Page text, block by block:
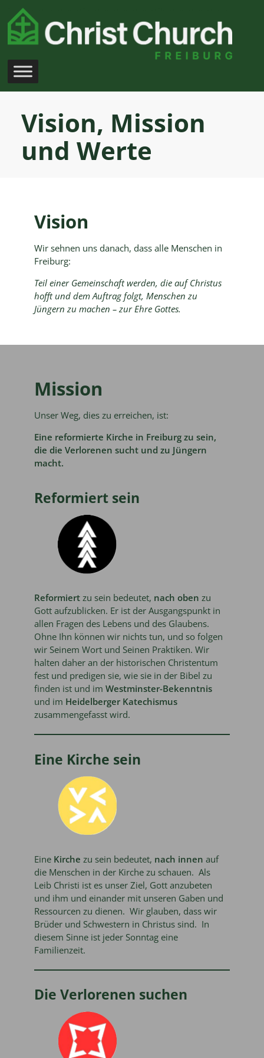
Inhalt
springen
Vision, Mission
und Werte
Vision
Wir sehnen uns danach, dass alle Menschen in
Freiburg:
Teil einer Gemeinschaft werden, die auf Christus
hofft und dem Auftrag folgt, Menschen zu
Jüngern zu machen – zur Ehre Gottes.
Mission
Unser Weg, dies zu erreichen, ist:
Eine reformierte Kirche in Freiburg zu sein,
die die Verlorenen sucht und zu Jüngern
macht.
Reformiert sein
Reformiert zu sein bedeutet, nach oben zu
Gott aufzublicken. Er ist der Ausgangspunkt in
allen Fragen des Lebens und des Glaubens.
Ohne Ihn können wir nichts tun, und so folgen
wir Seinem Wort und Seinen Praktiken. Wir
halten daher an der historischen Christentum
fest und predigen sie, wie sie in der Bibel zu
finden ist und imWestminster-Bekenntnis
und im Heidelberger Katechismus
zusammengefasst wird.
Eine Kirche sein
Eine Kirche zu sein bedeutet, nach innen auf
die Menschen in der Kirche zu schauen. Als
Leib Christi ist es unser Ziel, Gott anzubeten
und ihm und einander mit unseren Gaben und
Ressourcen zu dienen. Wir glauben, dass wir
Brüder und Schwestern in Christus sind. In
diesem Sinne ist jeder Sonntag eine
Familienzeit.
Die Verlorenen suchen